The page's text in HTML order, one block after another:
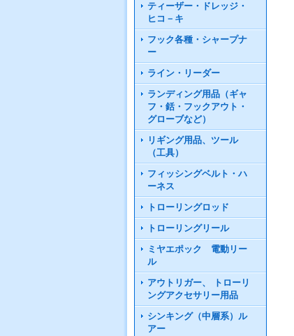
ティーザー・ドレッジ・
ヒコ－キ
フック各種・シャープナ
ー
ライン・リーダー
ランディング用品（ギャ
フ・銛・フックアウト・
グローブなど）
リギング用品、ツール
（工具）
フィッシングベルト・ハ
ーネス
トローリングロッド
トローリングリール
ミヤエポック 電動リー
ル
アウトリガー、 トローリ
ングアクセサリー用品
シンキング（中層系）ル
アー